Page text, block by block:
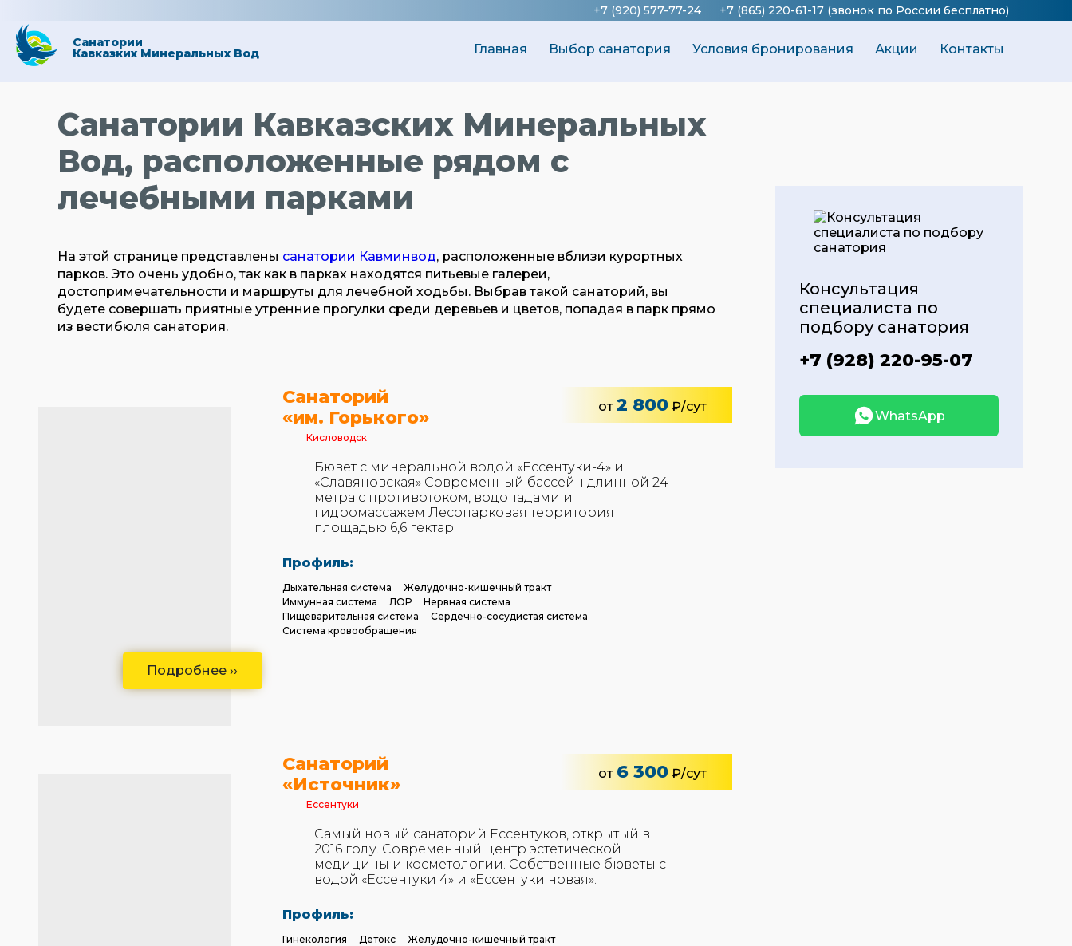
+7 (920) 577-77-24 +7 (865) 220-61-17 (звонок по России бесплатно)
Санатории
Кавказких Минеральных Вод Главная Выбор санатория Условия бронирования Акции Контакты
Санатории Кавказских Минеральных
Вод, расположенные рядом с
лечебными парками
На этой странице представлены санатории Кавминвод, расположенные вблизи курортных
парков. Это очень удобно, так как в парках находятся питьевые галереи,
достопримечательности и маршруты для лечебной ходьбы. Выбрав такой санаторий, вы
будете совершать приятные утренние прогулки среди деревьев и цветов, попадая в парк прямо
из вестибюля санатория.
Подробнее ››
Санаторий
«им. Горького»
Кисловодск
Бювет с минеральной водой «Ессентуки-4» и
«Славяновская» Современный бассейн длинной 24
метра с противотоком, водопадами и
гидромассажем Лесопарковая территория
площадью 6,6 гектар
Профиль:
Дыхательная система
Желудочно-кишечный тракт
Иммунная система
ЛОР
Нервная система
Пищеварительная система
Сердечно-сосудистая система
Система кровообращения
от 2 800 ₽/сут
Санаторий
«Источник»
Ессентуки
Самый новый санаторий Ессентуков, открытый в
2016 году. Современный центр эстетической
медицины и косметологии. Собственные бюветы с
водой «Ессентуки 4» и «Ессентуки новая».
Профиль:
Гинекология Детокс
Желудочно-кишечный тракт
от 6 300 ₽/сут
Консультация
специалиста по
подбору санатория
+7 (928) 220-95-07
WhatsApp